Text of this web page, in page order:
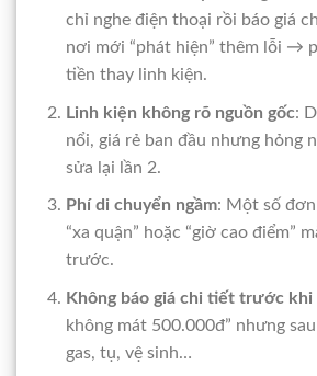
chỉ nghe điện thoại rồi báo giá
nơi mới “phát hiện” thêm lỗi →
tiền thay linh kiện.
Linh kiện không rõ nguồn gốc:
nổi, giá rẻ ban đầu nhưng hỏng
sửa lại lần 2.
Phí di chuyển ngầm: Một số
“xa quận” hoặc “giờ cao điểm”
trước.
Không báo giá chi tiết trước khi
không mát 500.000đ” nhưng
gas, tụ, vệ sinh…